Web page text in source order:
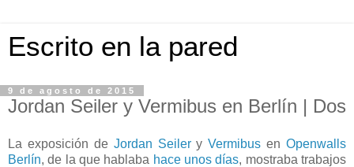
Escrito en la pared
9 de agosto de 2015
Jordan Seiler y Vermibus en Berlín | Dos
La exposición de Jordan SeileryVermibus en Openwalls
Berlín, de la que hablaba hace unos días, mostraba trabajos